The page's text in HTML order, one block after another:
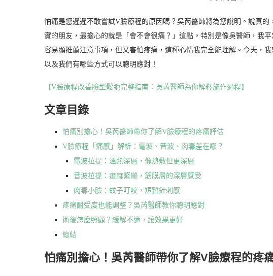
怕痛是您遲遲不敢嘗試V臉療程的原因嗎？吳芮醫師將為您說明。說真
實的朋友，最擔心的就是「會不會很痛？」這點。特別是像吳醫師，我
容易顯推薦注意事項，但又害怕疼痛，這種心情我完全能理解。今天，
以及我們有哪些方式可以聰明應對！
【V臉療程改善臉型鬆弛完整指南：吳芮醫師為你解釋施作過程】
文章目錄
怕痛別擔心！吳芮醫師帶你了解V臉療程的疼痛評估
V臉療程「痛感」解析：電波、音波、肉毒差在哪？
電波拉提：溫熱深層，像熱敷但更深層
音波拉提：痠麻緊繃，筋膜層的深層感受
肉毒小臉：蚊子叮咬，短暫針刺感
疼痛耐受度也能調整？吳芮醫師教你聰明應對
術後怎麼照顧？緩解不適，讓效果更好
總結
怕痛別擔心！吳芮醫師帶你了解V臉療程的疼